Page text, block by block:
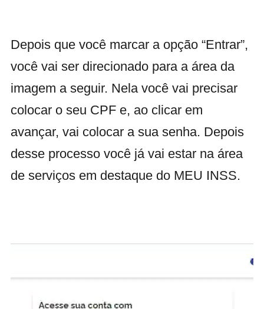
Depois que você marcar a opção “Entrar”,
você vai ser direcionado para a área da
imagem a seguir. Nela você vai precisar
colocar o seu CPF e, ao clicar em
avançar, vai colocar a sua senha. Depois
desse processo você já vai estar na área
de serviços em destaque do MEU INSS.